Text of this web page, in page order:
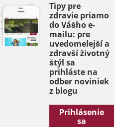
Tipy pre
zdravie priamo
do Vášho e-
mailu: pre
uvedomelejší a
zdravší životný
štýl sa
prihláste na
odber noviniek
z blogu
Prihlásenie
sa